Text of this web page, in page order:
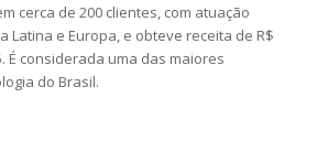
cerca de 200 clientes, com atuação
Latina e Europa, e obteve receita de R$
É considerada uma das maiores
do Brasil.